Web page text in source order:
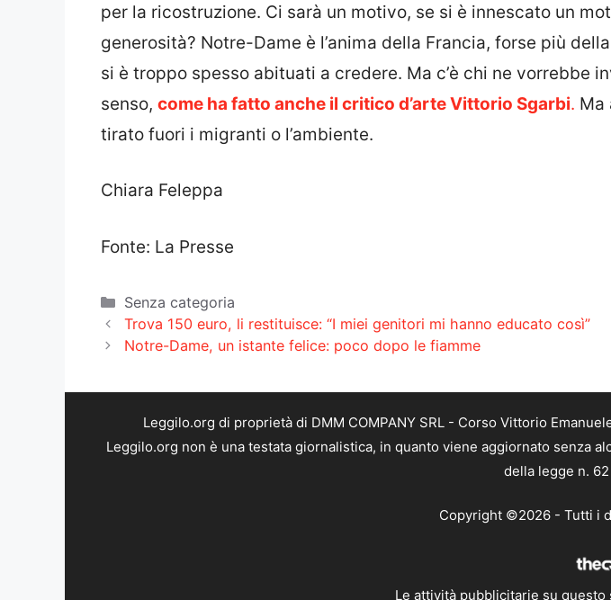
per la ricostruzione. Ci sarà un motivo, se si è innescato un
generosità? Notre-Dame è l’anima della Francia, forse più
si è troppo spesso abituati a credere. Ma c’è chi ne vorrebbe
senso, come ha fatto anche il critico d’arte Vittorio Sgarbi. Ma
tirato fuori i migranti o l’ambiente.
Chiara Feleppa
Fonte: La Presse
Categorie
Senza categoria
Trova 150 euro, li restituisce: “I miei genitori mi hanno educato così”
Notre-Dame, un istante felice: poco dopo le fiamme
Leggilo.org di proprietà di DMM COMPANY SRL - Corso Vittorio
Leggilo.org non è una testata giornalistica, in quanto viene aggiornato senza
della legge n.
Copyright ©2026 - Tutti i
Le attività pubblicitarie su